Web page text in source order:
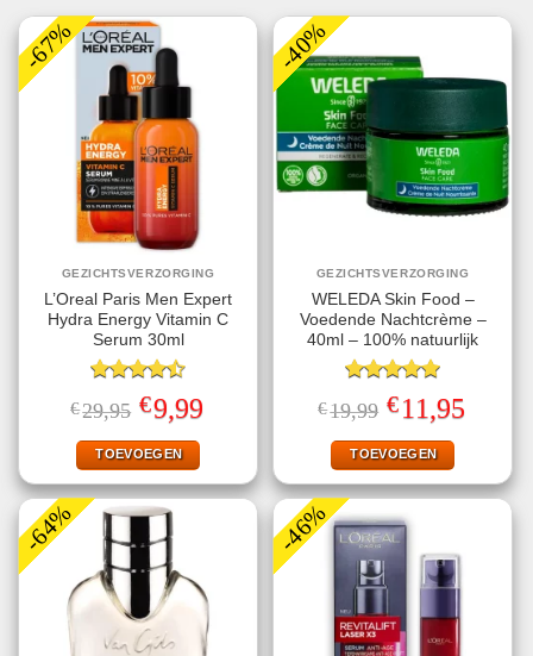
-67%
GEZICHTSVERZORGING
L’Oreal Paris Men Expert
Hydra Energy Vitamin C
Serum 30ml
Gewaardeerd
4.50uit 5
€29,95 Oorspronkelijke
prijs
was:
€29,95.
€9,99Huidige
prijs
TOEVOEGEN
-40%
GEZICHTSVERZORGING
WELEDA Skin Food –
Voedende Nachtcrème –
40ml – 100% natuurlijk
Gewaardeerd
5.00uit 5
€19,99 Oorspronkelijke
prijs
was:
€19,99.
€11,95prijs
TOEVOEGEN
-64% -46%